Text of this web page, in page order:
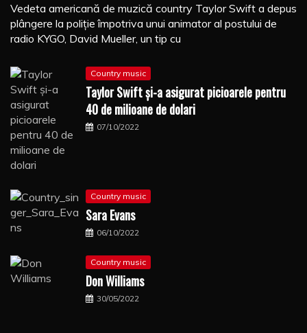
Vedeta americană de muzică country Taylor Swift a depus
plângere la poliţie împotriva unui animator al postului de
radio KYGO, David Mueller, un tip cu
Country music
Taylor Swift şi-a asigurat picioarele pentru
40 de milioane de dolari
07/10/2022
Country music
Sara Evans
06/10/2022
Country music
Don Williams
30/05/2022